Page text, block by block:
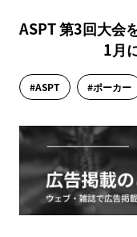
ASPT 第3回大会
1月
#ASPT #ポーカー